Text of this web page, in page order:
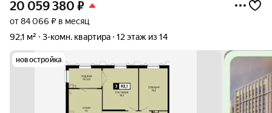
20 059 380 ₽
от 84 066 ₽ в месяц
92,1 м²
3-комн. квартира 12 этаж из 14
новостройка